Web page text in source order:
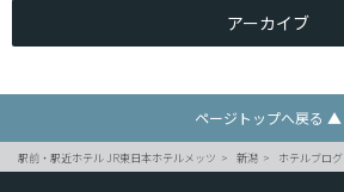
アーカイブ
ページトップへ戻る ▲
駅前・駅近ホテル JR東日本ホテルメッツ 新潟 ホテルブログ